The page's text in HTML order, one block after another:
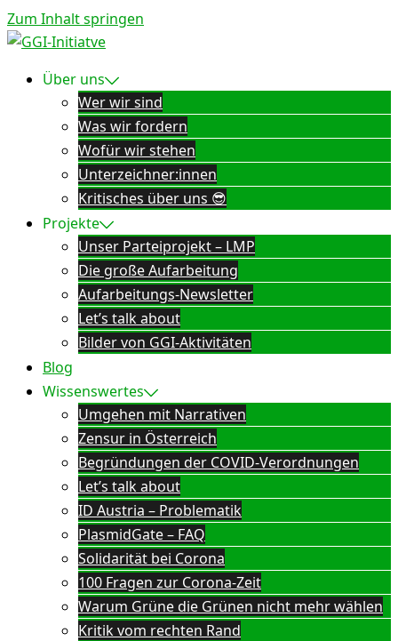
Zum Inhalt springen
Über uns
Wer wir sind
Was wir fordern
Wofür wir stehen
Unterzeichner:innen
Kritisches über uns 😎
Projekte
Unser Parteiprojekt – LMP
Die große Aufarbeitung
Aufarbeitungs-Newsletter
Let’s talk about
Bilder von GGI-Aktivitäten
Blog
Wissenswertes
Umgehen mit Narrativen
Zensur in Österreich
Begründungen der COVID-Verordnungen
Let’s talk about
ID Austria – Problematik
PlasmidGate – FAQ
Solidarität bei Corona
100 Fragen zur Corona-Zeit
Warum Grüne die Grünen nicht mehr wählen
Kritik vom rechten Rand